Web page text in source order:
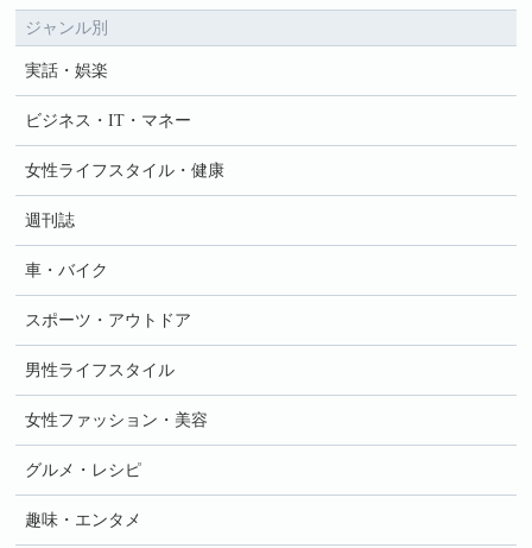
ジャンル別
実話・娯楽
ビジネス・IT・マネー
女性ライフスタイル・健康
週刊誌
車・バイク
スポーツ・アウトドア
男性ライフスタイル
女性ファッション・美容
グルメ・レシピ
趣味・エンタメ